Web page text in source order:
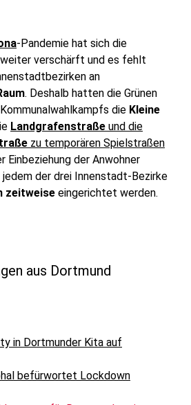
-Pandemie hat sich die
verschärft und es fehlt
an
. Deshalb hatten die Grünen
die Kleine
Landgrafenstraße und die
zu temporären Spielstraßen
Einbeziehung der Anwohner
der drei Innenstadt-Bezirke
zeitweise eingerichtet werden.
aus Dortmund
in Dortmunder Kita auf
befürwortet Lockdown